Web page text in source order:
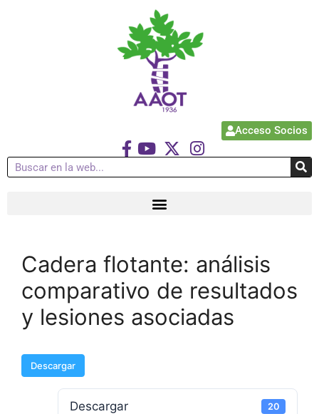
Acceso Socios
Cadera flotante: análisis
comparativo de resultados
y lesiones asociadas
Descargar
Descargar 20